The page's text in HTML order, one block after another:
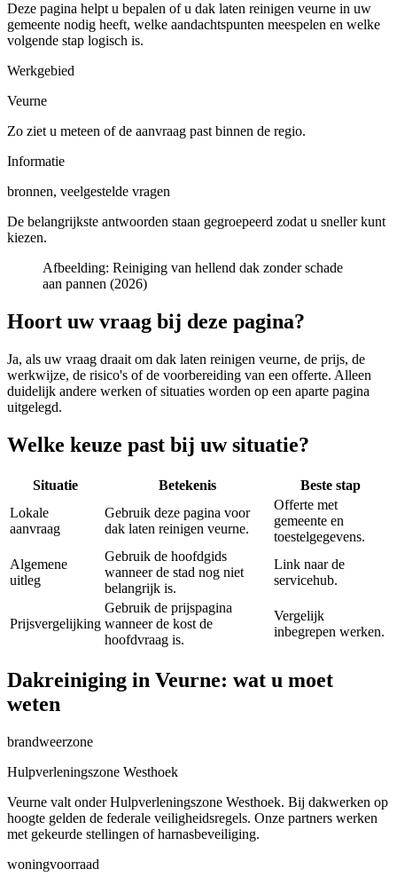
Deze pagina helpt u bepalen of u dak laten reinigen veurne in uw
gemeente nodig heeft, welke aandachtspunten meespelen en welke
volgende stap logisch is.
Werkgebied
Veurne
Zo ziet u meteen of de aanvraag past binnen de regio.
Informatie
bronnen, veelgestelde vragen
De belangrijkste antwoorden staan gegroepeerd zodat u sneller kunt
kiezen.
Afbeelding: Reiniging van hellend dak zonder schade
aan pannen (2026)
Hoort uw vraag bij deze pagina?
Ja, als uw vraag draait om dak laten reinigen veurne, de prijs, de
werkwijze, de risico's of de voorbereiding van een offerte. Alleen
duidelijk andere werken of situaties worden op een aparte pagina
uitgelegd.
Welke keuze past bij uw situatie?
Situatie Betekenis
Beste stap
Lokale
aanvraag
Gebruik deze pagina voor
dak laten reinigen veurne.
Offerte met
gemeente en
toestelgegevens.
Algemene
uitleg
Gebruik de hoofdgids
wanneer de stad nog niet
belangrijk is.
Link naar de
servicehub.
Prijsvergelijking
Gebruik de prijspagina
wanneer de kost de
hoofdvraag is.
Vergelijk
inbegrepen werken.
Dakreiniging in Veurne: wat u moet
weten
brandweerzone
Hulpverleningszone Westhoek
Veurne valt onder Hulpverleningszone Westhoek. Bij dakwerken op
hoogte gelden de federale veiligheidsregels. Onze partners werken
met gekeurde stellingen of harnasbeveiliging.
woningvoorraad